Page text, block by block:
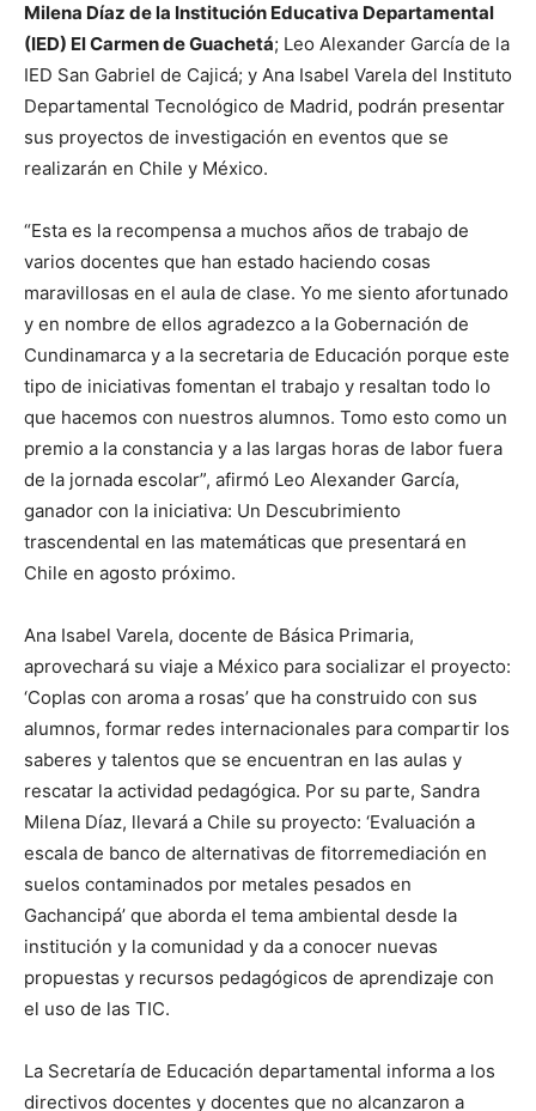
Milena Díaz de la Institución Educativa Departamental
(IED) El Carmen de Guachetá; Leo Alexander García de la
IED San Gabriel de Cajicá; y Ana Isabel Varela del Instituto
Departamental Tecnológico de Madrid, podrán presentar
sus proyectos de investigación en eventos que se
realizarán en Chile y México.
“Esta es la recompensa a muchos años de trabajo de
varios docentes que han estado haciendo cosas
maravillosas en el aula de clase. Yo me siento afortunado
y en nombre de ellos agradezco a la Gobernación de
Cundinamarca y a la secretaria de Educación porque este
tipo de iniciativas fomentan el trabajo y resaltan todo lo
que hacemos con nuestros alumnos. Tomo esto como un
premio a la constancia y a las largas horas de labor fuera
de la jornada escolar”, afirmó Leo Alexander García,
ganador con la iniciativa: Un Descubrimiento
trascendental en las matemáticas que presentará en
Chile en agosto próximo.
Ana Isabel Varela, docente de Básica Primaria,
aprovechará su viaje a México para socializar el proyecto:
‘Coplas con aroma a rosas’ que ha construido con sus
alumnos, formar redes internacionales para compartir los
saberes y talentos que se encuentran en las aulas y
rescatar la actividad pedagógica. Por su parte, Sandra
Milena Díaz, llevará a Chile su proyecto: ‘Evaluación a
escala de banco de alternativas de fitorremediación en
suelos contaminados por metales pesados en
Gachancipá’ que aborda el tema ambiental desde la
institución y la comunidad y da a conocer nuevas
propuestas y recursos pedagógicos de aprendizaje con
el uso de las TIC.
La Secretaría de Educación departamental informa a los
directivos docentes y docentes que no alcanzaron a